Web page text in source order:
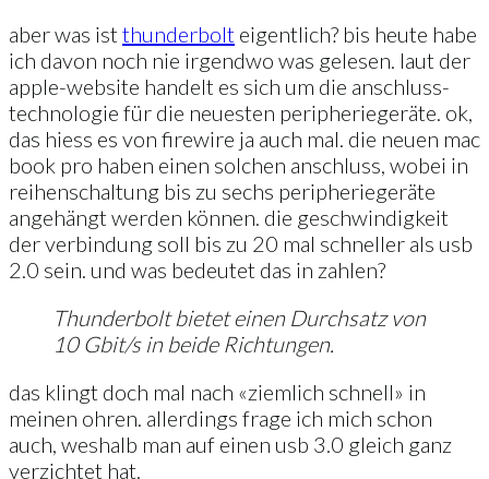
aber was istthunderbolt eigentlich? bis heute habe
ich davon noch nie irgendwo was gelesen. laut der
apple-website handelt es sich um die anschluss-
technologie für die neuesten peripheriegeräte. ok,
das hiess es von firewire ja auch mal. die neuen mac
book pro haben einen solchen anschluss, wobei in
reihenschaltung bis zu sechs peripheriegeräte
angehängt werden können. die geschwindigkeit
der verbindung soll bis zu 20 mal schneller als usb
2.0 sein. und was bedeutet das in zahlen?
Thunderbolt bietet einen Durchsatz von
10 Gbit/s in beide Richtungen.
das klingt doch mal nach «ziemlich schnell» in
meinen ohren. allerdings frage ich mich schon
auch, weshalb man auf einen usb 3.0 gleich ganz
verzichtet hat.